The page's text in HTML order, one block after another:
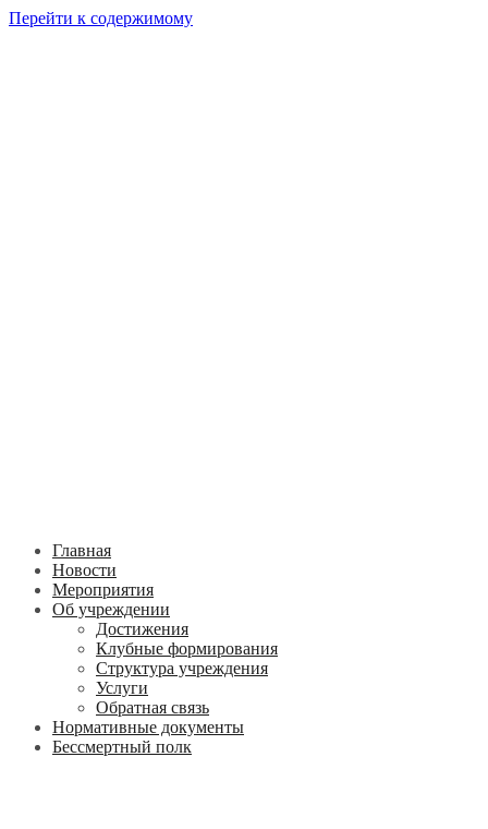
Перейти к содержимому
Главная
Новости
Мероприятия
Об учреждении
Достижения
Клубные формирования
Структура учреждения
Услуги
Обратная связь
Нормативные документы
Бессмертный полк